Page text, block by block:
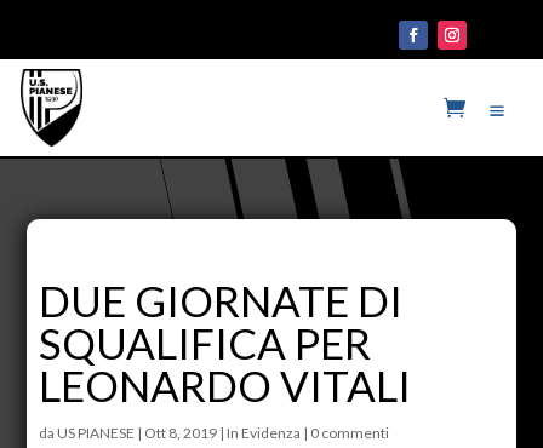
DUE GIORNATE DI
SQUALIFICA PER
LEONARDO VITALI
da US PIANESE | Ott 8, 2019 | In Evidenza | 0 commenti